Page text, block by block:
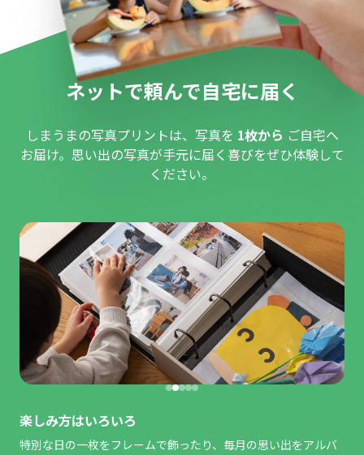
ネットで頼んで自宅に届く
しまうまの写真プリントは、写真を 1枚から ご自宅へ
お届け。思い出の写真が手元に届く喜びをぜひ体験して
ください。
楽しみ方はいろいろ
特別な日の一枚をフレームで飾ったり、毎月の思い出をアルバ